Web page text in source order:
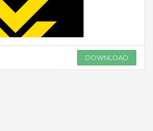
DOWNLOAD